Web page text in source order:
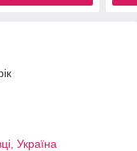
Україна